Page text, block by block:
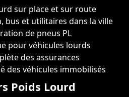
sur place et sur route
bus et utilitaires dans la ville
de pneus PL
pour véhicules lourds
des assurances
des véhicules immobilisés
Poids Lourd